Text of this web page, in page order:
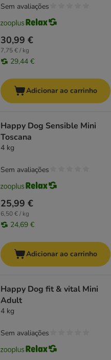
30,99 €
7,75 € / kg
29,44 €
Sem avaliações
Adicionar ao carrinho
Happy Dog Sensible Mini
Toscana
4 kg
25,99 €
6,50 € / kg
24,69 €
Sem avaliações
Adicionar ao carrinho
Happy Dog fit & vital Mini
Adult
4 kg
Sem avaliações